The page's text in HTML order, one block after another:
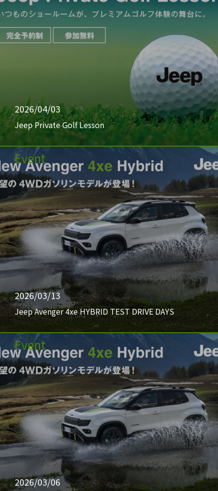
2026/04/03
Jeep Private Golf Lesson
Event
2026/03/13
Jeep Avenger 4xe HYBRID TEST DRIVE DAYS
Event
2026/03/06